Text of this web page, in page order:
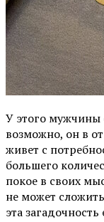
У этого
возможно, он в
живет с
большего
покое в своих
не может
эта